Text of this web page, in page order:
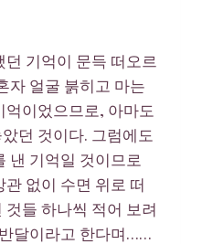
기억이 문득 떠오르
자 얼굴 붉히고 마는
억이었으므로, 아마도
던 것이다. 그럼에도
낸 기억일 것이므로
없이 수면 위로 떠
들 하나씩 적어 보려
달이라고 한다며……